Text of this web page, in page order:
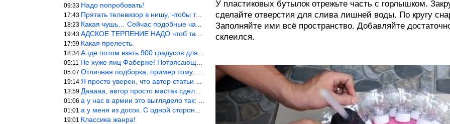
09:33 Надо попробовать!
17:43 Прятать телевизор в нишу, чтобы тепло от ТВ не отводилось и теле
18:23 Какая чушь… Сейчас подобные часы в магазине стоят меньше 10 долл
19:43 АДСКОЕ ТЕРПЕНИЕ НАДО чтоб такое вышить
17:59 Какая прелесть.
18:34 А где потом взять 900 градусов для обжига?
05:11 Не хуже яиц Фаберже! Потрясающе!!! Молодчина....!!!
05:07 Отличная подборка, пример тому, чем можно и сейчас заниматься…
19:14 Я просто уверен, что автор статьи никогда не будет использовать
13:59 Дааааа, автор просто мастак сделать интригу на ровном месте! А н
01:06 а у нас в армии это выглядело так: снизу полозья из сваренные тр
01:01 а у меня из досок. С одной стороны сарай, а другая половина — ду
19:01 Классика жанра!
У пластиковых бутылок отрежьте часть с горлышком.
сделайте отверстия для слива лишней воды. По кругу
Заполняйте ими всё пространство. Добавляйте
склеился.